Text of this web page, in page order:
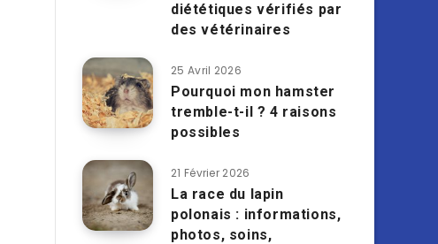
diététiques vérifiés par
des vétérinaires
25 Avril 2026
Pourquoi mon hamster
tremble-t-il ? 4 raisons
possibles
21 Février 2026
La race du lapin
polonais : informations,
photos, soins,